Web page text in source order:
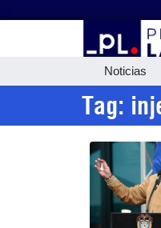
Noticias
Tag: